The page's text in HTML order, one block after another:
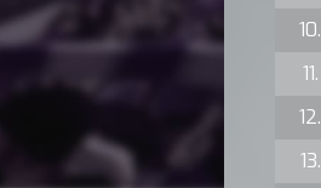
10.
11.
12.
13.